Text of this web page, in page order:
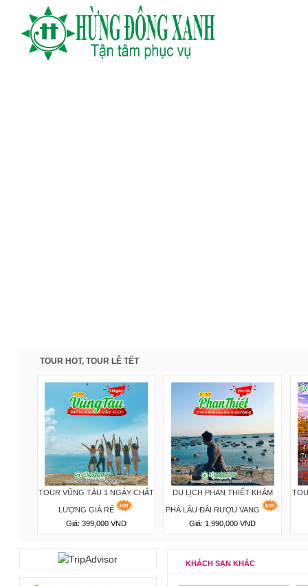
TOUR HOT, TOUR LỄ TẾT
TOUR VŨNG TÀU 1 NGÀY CHẤT
LƯỢNG GIÁ RẺ
Giá: 399,000 VND
DU LỊCH PHAN THIẾT KHÁM
PHÁ LÂU ĐÀI RƯỢU VANG
Giá: 1,990,000 VND
KHÁCH SẠN KHÁC